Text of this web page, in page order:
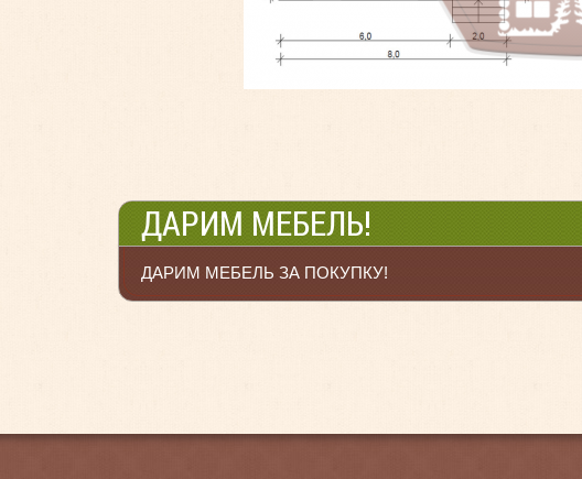
ДАРИМ МЕБЕЛЬ!
ДАРИМ МЕБЕЛЬ ЗА ПОКУПКУ!